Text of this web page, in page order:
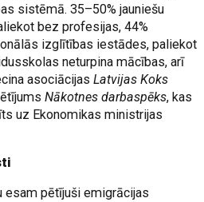
sistēmā. 35–50% jauniešu
bez profesijas, 44%
izglītības iestādes, paliekot
neturpina mācības, arī
asociācijasLatvijas Koks
Nākotnes darbaspēks, kas
uz Ekonomikas ministrijas
esam pētījuši emigrācijas